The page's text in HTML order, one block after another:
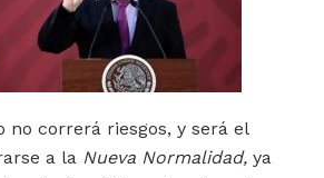
no correrá riesgos, y será el
a la Nueva Normalidad, ya